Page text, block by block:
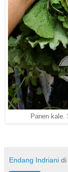
Panen kale.
Endang Indriani di